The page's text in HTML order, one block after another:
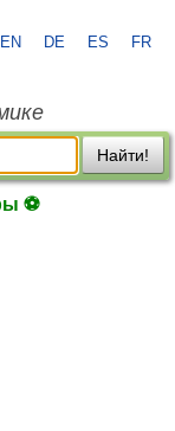
EN DE ES FR
Найти!
⚽